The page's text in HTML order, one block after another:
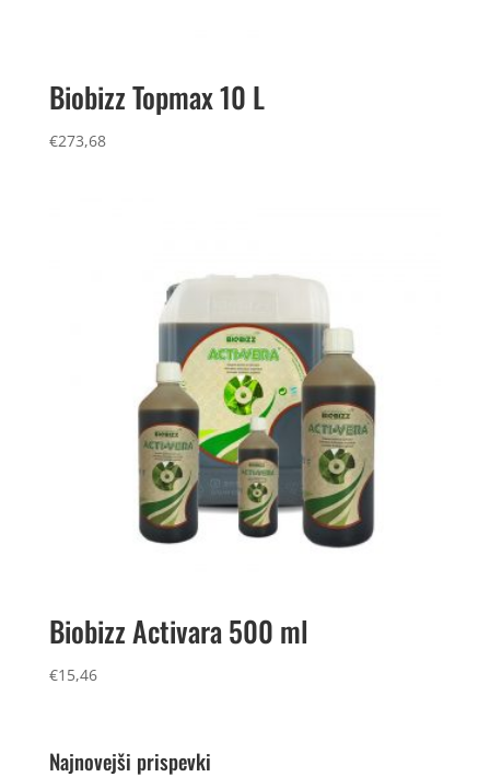
Biobizz Topmax 10 L
€273,68
Biobizz Activara 500 ml
€15,46
Najnovejši prispevki